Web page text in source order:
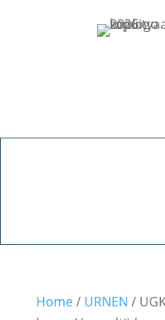
Home/ URNEN /